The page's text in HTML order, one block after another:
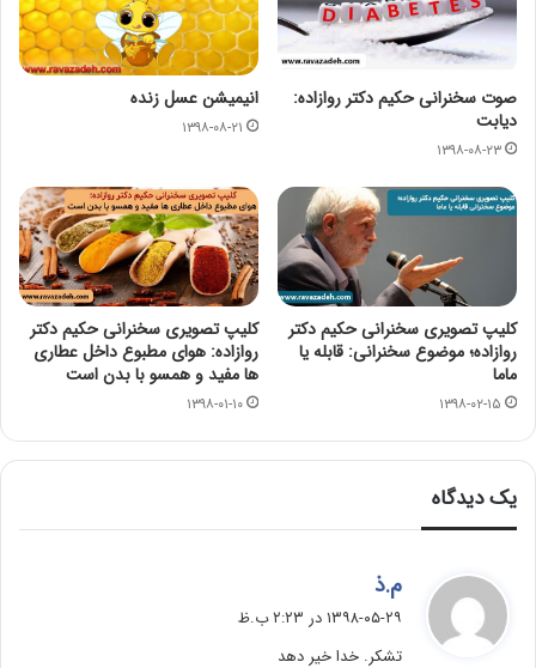
صوت سخنرانی حکیم دکتر روازاده:
دیابت
۱۳۹۸-۰۸-۲۳
انیمیشن عسل زنده
۱۳۹۸-۰۸-۲۱
کلیپ تصویری سخنرانی حکیم دکتر
روازاده؛ موضوع سخنرانی: قابله یا
ماما
۱۳۹۸-۰۲-۱۵
کلیپ تصویری سخنرانی حکیم دکتر
روازاده: هوای مطبوع داخل عطاری
ها مفید و همسو با بدن است
۱۳۹۸-۰۱-۱۰
یک دیدگاه
م.ذ
ف
:
۱۳۹۸-۰۵-۲۹ در ۲:۲۳ ب.ظ
تشکر. خدا خیر دهد